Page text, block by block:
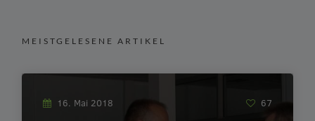
MEISTGELESENE ARTIKEL
16. Mai 2018 67